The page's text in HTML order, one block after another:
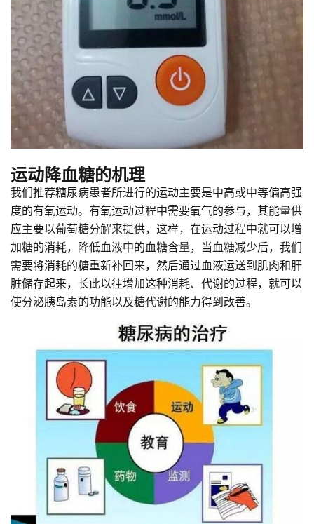
运动降血糖的机理
我们推荐糖尿病患者所进行的运动主要是中高或中等偏高强
度的有氧运动。有氧运动过程中需要氧气的参与，其能量供
应主要以葡萄糖分解来提供，这样，在运动过程中就可以增
加糖的消耗，降低血液中的血糖含量，当血糖减少后，我们
需要将消耗的糖重新补回来，然后通过血液运送到肌肉和肝
脏储存起来，长此以往增加这种消耗、代谢的过程，就可以
使分泌胰岛素的功能以及糖代谢的能力得到改善。